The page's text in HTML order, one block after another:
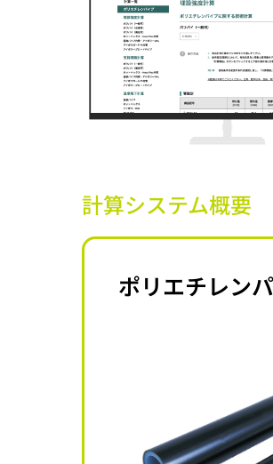
計算システム概要
ポリエチレン